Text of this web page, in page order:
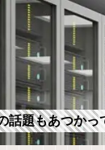
話題もあつかっ